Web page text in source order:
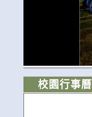
校園行事曆